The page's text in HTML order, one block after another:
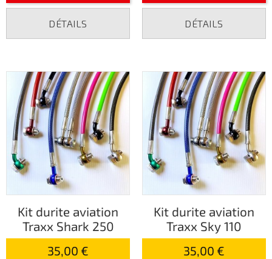
DÉTAILS DÉTAILS
Kit durite aviation
Traxx Shark 250
35,00 €
Kit durite aviation
Traxx Sky 110
35,00 €